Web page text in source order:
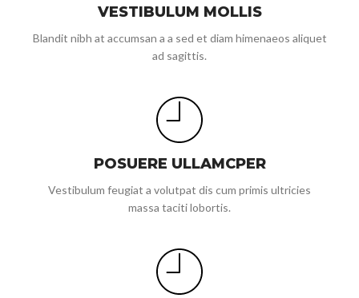
VESTIBULUM MOLLIS
Blandit nibh at accumsan a a sed et diam himenaeos aliquet
ad sagittis.
POSUERE ULLAMCPER
Vestibulum feugiat a volutpat dis cum primis ultricies
massa taciti lobortis.